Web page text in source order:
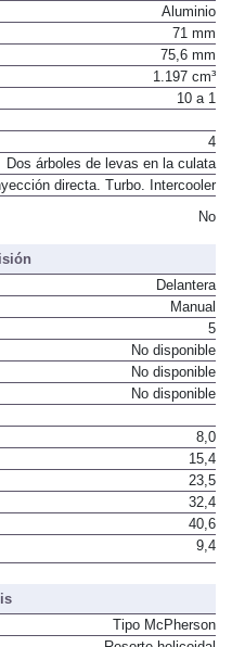
Aluminio
71 mm
75,6 mm
1.197 cm³
10 a 1
4
Dos árboles de levas en la culata
directa. Turbo. Intercooler
No
Delantera
Manual
5
No disponible
No disponible
No disponible
8,0
15,4
23,5
32,4
40,6
9,4
Tipo McPherson